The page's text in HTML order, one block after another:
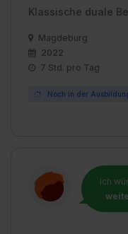
Klassische duale
Magdeburg
2022
7 Std. pro Tag
Noch in der
Ich